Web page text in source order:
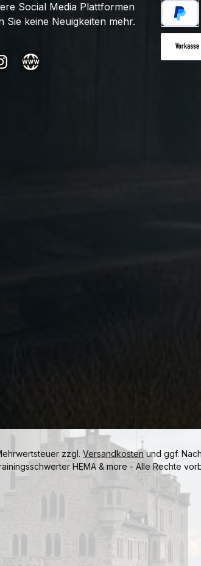
Social Media Plattformen
Sie keine Neuigkeiten mehr.
Website
PayPal
zzgl. Versandkosten und ggf.
HEMA & more - Alle Rechte